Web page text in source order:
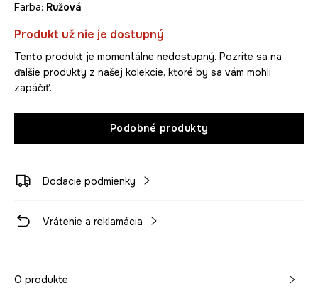
Farba: ružová
Produkt už nie je dostupný
Tento produkt je momentálne nedostupný. Pozrite sa na
ďalšie produkty z našej kolekcie, ktoré by sa vám mohli
zapáčiť.
Podobné produkty
Dodacie podmienky
Vrátenie a reklamácia
O produkte